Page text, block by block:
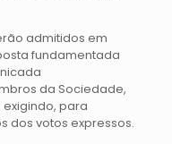
admitidos em
fundamentada
da Sociedade,
para
dos votos expressos.